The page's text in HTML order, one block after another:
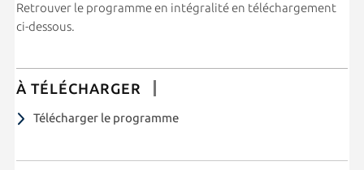
Retrouver le programme en intégralité en téléchargement
ci-dessous.
À TÉLÉCHARGER
Télécharger le programme